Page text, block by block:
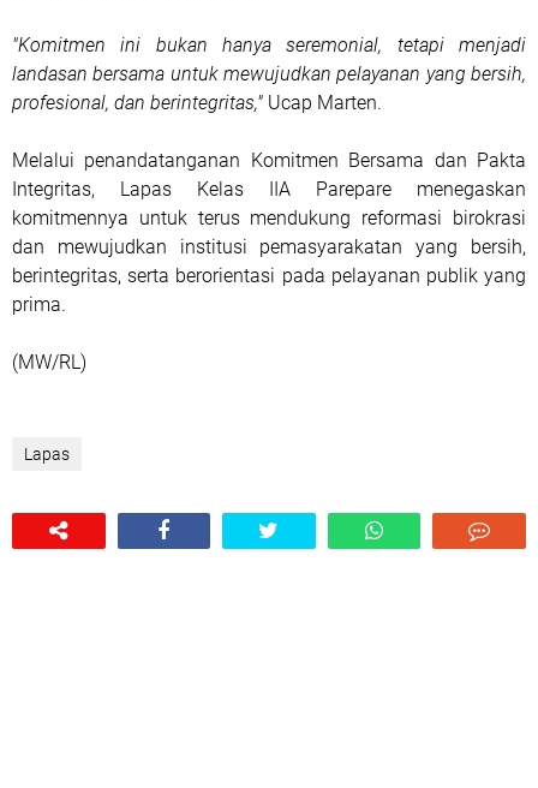
"Komitmen ini bukan hanya seremonial, tetapi menjadi
landasan bersama untuk mewujudkan pelayanan yang bersih,
profesional, dan berintegritas," Ucap Marten.
Melalui penandatanganan Komitmen Bersama dan Pakta
Integritas, Lapas Kelas IIA Parepare menegaskan
komitmennya untuk terus mendukung reformasi birokrasi
dan mewujudkan institusi pemasyarakatan yang bersih,
berintegritas, serta berorientasi pada pelayanan publik yang
prima.
(MW/RL)
Lapas